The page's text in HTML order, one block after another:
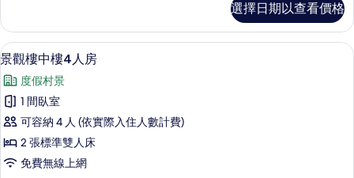
片
2~4
人
的
情
選擇日期以查看價格
顯
示
景
觀
樓
中
6
景觀樓中樓4人房
度假村景
1 間臥室
可容納 4 人 (依實際入住人數計費)
2 張標準雙人床
免費無線上網